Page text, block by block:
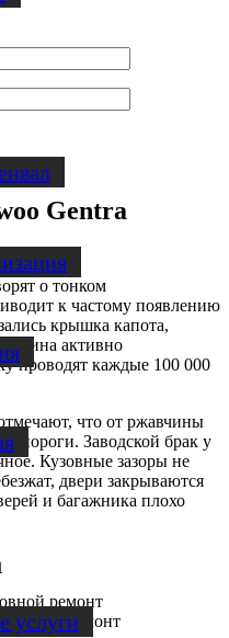
услуги
Gentra
о тонком
к частому появлению
крышка капота,
активно
проводят каждые 100 000
что от ржавчины
пороги. Заводской брак у
Кузовные зазоры не
двери закрываются
и багажника плохо
ремонт